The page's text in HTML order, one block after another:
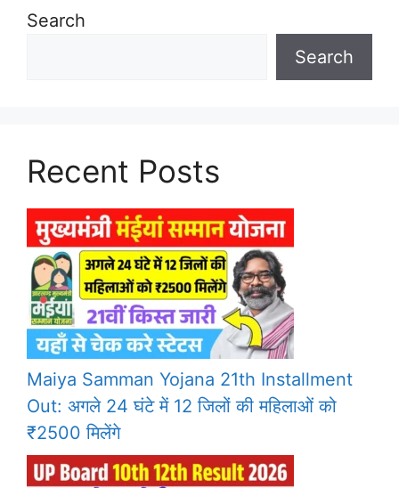
Search
Search
Recent Posts
Maiya Samman Yojana 21th Installment
Out: अगले 24 घंटे में 12 जिलों की महिलाओं को
₹2500 मिलेंगे